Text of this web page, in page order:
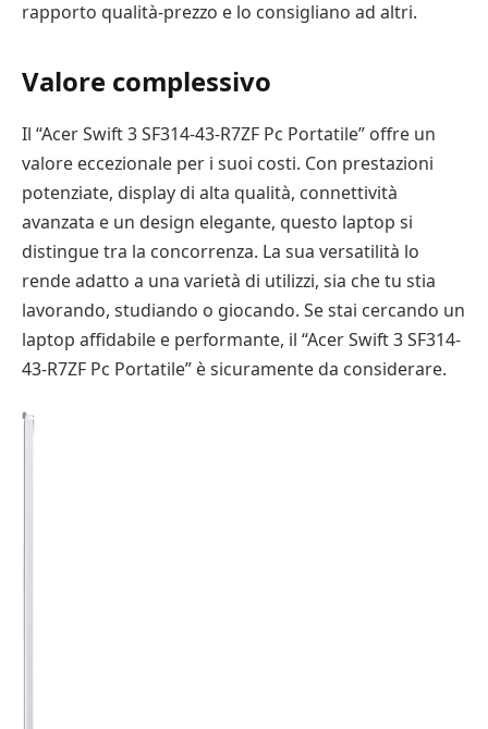
rapporto qualità-prezzo e lo consigliano ad altri.
Valore complessivo
Il “Acer Swift 3 SF314-43-R7ZF Pc Portatile” offre un
valore eccezionale per i suoi costi. Con prestazioni
potenziate, display di alta qualità, connettività
avanzata e un design elegante, questo laptop si
distingue tra la concorrenza. La sua versatilità lo
rende adatto a una varietà di utilizzi, sia che tu stia
lavorando, studiando o giocando. Se stai cercando un
laptop affidabile e performante, il “Acer Swift 3 SF314-
43-R7ZF Pc Portatile” è sicuramente da considerare.